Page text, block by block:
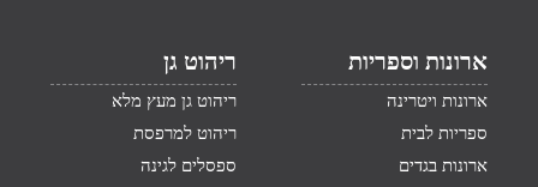
ארונות וספריות
ארונות ויטרינה
ספריות לבית
ארונות בגדים
ריהוט גן
ריהוט גן מעץ מלא
ריהוט למרפסת
ספסלים לגינה